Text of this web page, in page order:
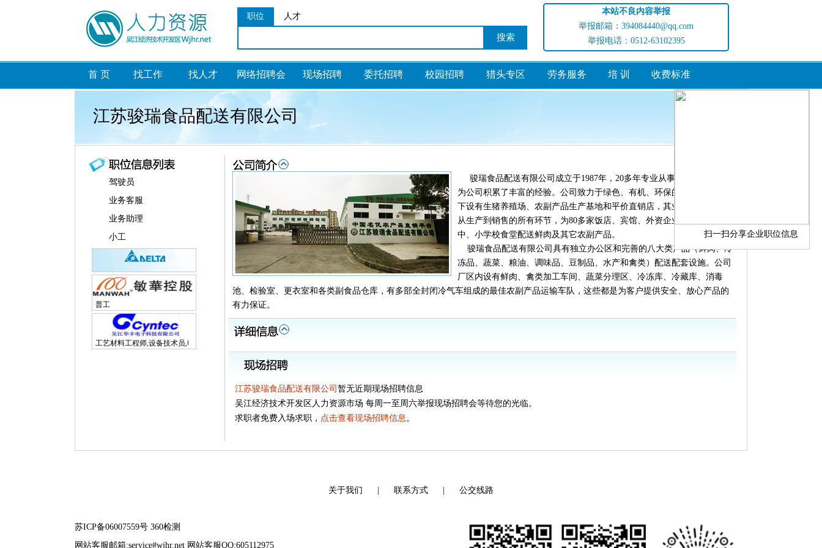
职位 人才
本站不良内容举报
举报邮箱：394084440@qq.com
举报电话：0512-63102395
首 页 找工作 找人才 网络招聘会 现场招聘 委托招聘 校园招聘 猎头专区 劳务服务 培 训 收费标准
江苏骏瑞食品配送有限公司
驾驶员
业务客服
业务助理
小工
普工
工艺材料工程师,设备技术员,电子研发工程师
扫一扫分享企业职位信息
骏瑞食品配送有限公司成立于1987年，20多年专业从事农副产品经营
为公司积累了丰富的经验。公司致力于绿色、有机、环保的经营方向，现
下设有生猪养殖场、农副产品生产基地和平价直销店，其业务范围囊括了
从生产到销售的所有环节，为80多家饭店、宾馆、外资企业食堂和大、
中、小学校食堂配送鲜肉及其它农副产品。
骏瑞食品配送有限公司具有独立办公区和完善的八大类产品（鲜肉、冷
冻品、蔬菜、粮油、调味品、豆制品、水产和禽类）配送配套设施。公司
厂区内设有鲜肉、禽类加工车间、蔬菜分理区、冷冻库、冷藏库、消毒
池、检验室、更衣室和各类副食品仓库，有多部全封闭冷气车组成的最佳农副产品运输车队，这些都是为客户提供安全、放心产品的
有力保证。
江苏骏瑞食品配送有限公司 暂无近期现场招聘信息
吴江经济技术开发区人力资源市场 每周一至周六举报现场招聘会等待您的光临。
求职者免费入场求职， 点击查看现场招聘信息。
关于我们 联系方式 公交线路
苏ICP备06007559号 360检测
网站客服邮箱:service#wjhr.net 网站客服QQ:605112975